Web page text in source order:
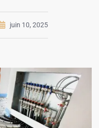
juin 10, 2025